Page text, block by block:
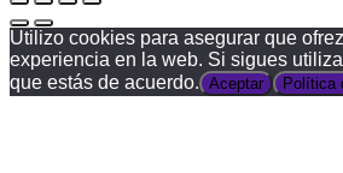
Utilizo cookies para asegurar que
experiencia en la web. Si sigues
que estás de acuerdo. Aceptar Política